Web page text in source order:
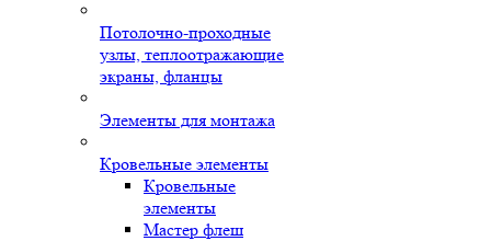
Потолочно-проходные
узлы, теплоотражающие
экраны, фланцы
Элементы для монтажа
Кровельные элементы
Кровельные
элементы
Мастер флеш